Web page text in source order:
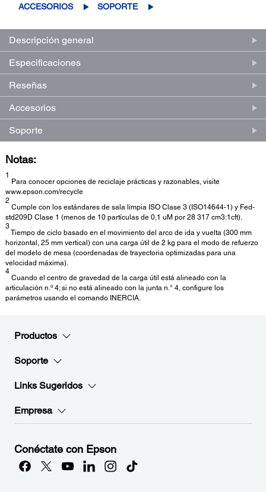
ACCESORIOS SOPORTE
Descripción general
Especificaciones
Reseñas
Accesorios
Soporte
Notas:
1
Para conocer opciones de reciclaje prácticas y razonables, visite
www.epson.com/recycle
2
Cumple con los estándares de sala limpia ISO Clase 3 (ISO14644-1) y Fed-
std209D Clase 1 (menos de 10 partículas de 0,1 uM por 28 317 cm3:1cft).
3
Tiempo de ciclo basado en el movimiento del arco de ida y vuelta (300 mm
horizontal, 25 mm vertical) con una carga útil de 2 kg para el modo de refuerzo
del modelo de mesa (coordenadas de trayectoria optimizadas para una
velocidad máxima).
4
Cuando el centro de gravedad de la carga útil está alineado con la
articulación n.º 4; si no está alineado con la junta n.° 4, configure los
parámetros usando el comando INERCIA.
Productos
Soporte
Links Sugeridos
Empresa
Conéctate con Epson